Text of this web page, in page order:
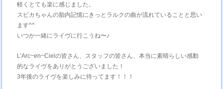
軽くとても楽に感じました。
スピカちゃんの胎内記憶にきっとラルクの曲が流れていることと思い
ます^^
いつか一緒にライヴに行こうね〜♪
L’Arc~en~Cielの皆さん、スタッフの皆さん、本当に素晴らしい感動
的なライヴをありがとうございました！
3年後のライヴを楽しみに待ってます！！！